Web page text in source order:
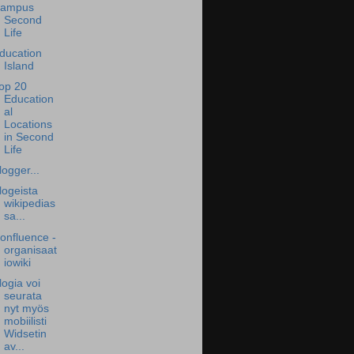
Second
Life
Island
20
Education
al
Locations
in Second
Life
wikipedias
sa...
-
organisaat
iowiki
voi
seurata
nyt myös
mobiilisti
Widsetin
av...